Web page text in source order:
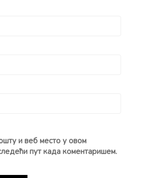
и веб место у овом
пут када коментаришем.